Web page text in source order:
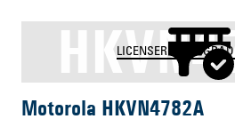
LICENSER &
Motorola HKVN4782A